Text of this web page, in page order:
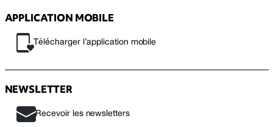
APPLICATION MOBILE
Télécharger l’application mobile
NEWSLETTER
Recevoir les newsletters